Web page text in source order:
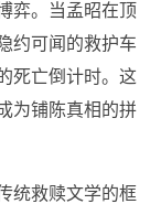
弈。当孟昭在顶
约可闻的救护车
死亡倒计时。这
为铺陈真相的拼
统救赎文学的框